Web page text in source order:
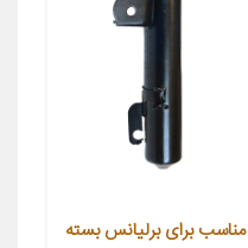
کمک فنر جلو کی دی اس کد 321 مناسب برای برلیانس بسته